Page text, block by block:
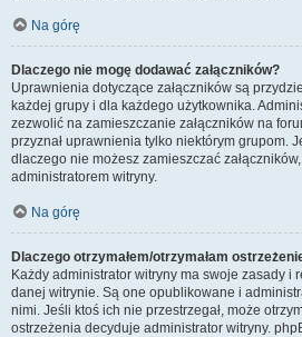
Na górę
Dlaczego nie mogę dodawać załączników?
Uprawnienia dotyczące załączników są
każdej grupy i dla każdego użytkownika.
zezwolić na zamieszczanie załączników na
przyznał uprawnienia tylko niektórym grupom.
dlaczego nie możesz zamieszczać
administratorem witryny.
Na górę
Dlaczego otrzymałem/otrzymałam
Każdy administrator witryny ma swoje zasady i
danej witrynie. Są one opublikowane i
nimi. Jeśli ktoś ich nie przestrzegał, może
ostrzeżenia decyduje administrator witryny.